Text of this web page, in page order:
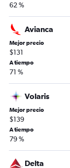
62 %
Avianca
Mejor precio
$131
A tiempo
71 %
Volaris
Mejor precio
$139
A tiempo
79 %
Delta